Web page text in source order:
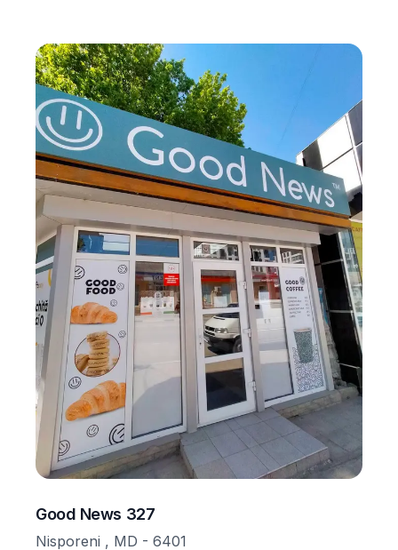
Good News 327
Nisporeni , MD - 6401